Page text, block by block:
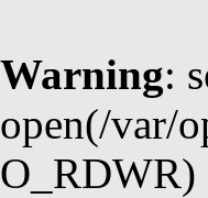
Warning:
open(/var/
O_RDWR)